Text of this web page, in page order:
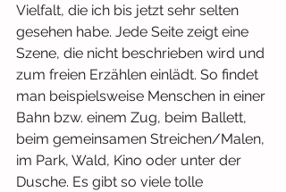
Vielfalt, die ich bis jetzt sehr selten
gesehen habe. Jede Seite zeigt eine
Szene, die nicht beschrieben wird und
zum freien Erzählen einlädt. So findet
man beispielsweise Menschen in einer
Bahn bzw. einem Zug, beim Ballett,
beim gemeinsamen Streichen/Malen,
im Park, Wald, Kino oder unter der
Dusche. Es gibt so viele tolle